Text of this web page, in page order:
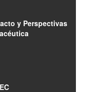
y Perspectivas